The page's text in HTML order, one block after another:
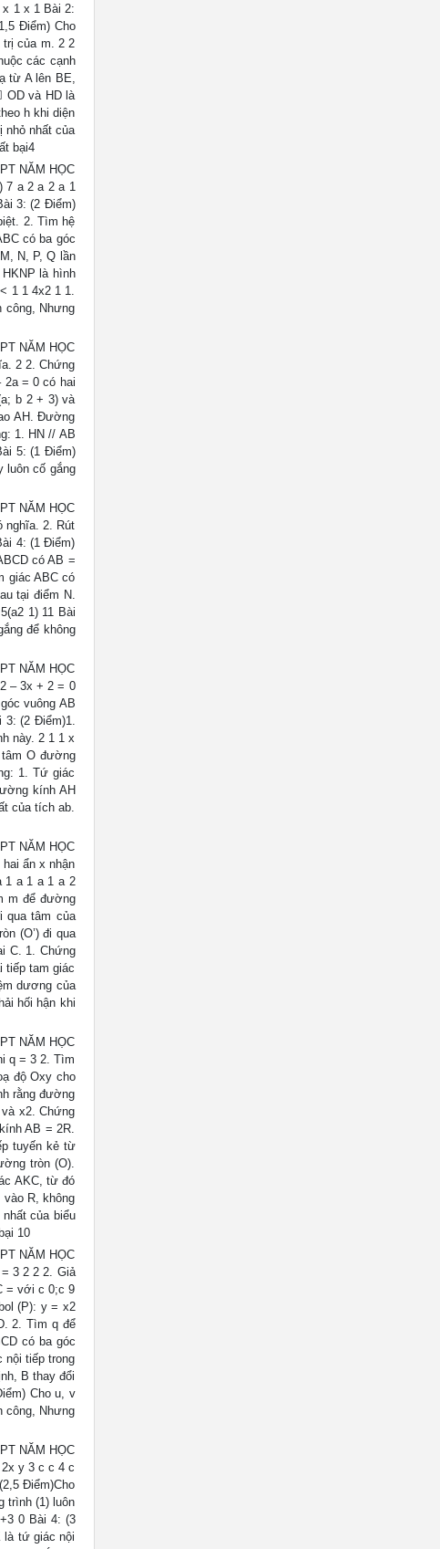
1 x 1 Bài 2:
Điểm) Cho
của m. 2 2
các cạnh
từ A lên BE,
OD và HD là
h khi diện
nhỏ nhất của
bại4
NĂM HỌC
7 a 2 a 2 a 1
3: (2 Điểm)
2. Tìm hệ
có ba góc
N, P, Q lần
là hình
1 1 4x2 1 1.
công, Nhưng
NĂM HỌC
2 2. Chứng
2a = 0 có hai
b 2 + 3) và
AH. Đường
1. HN // AB
5: (1 Điểm)
luôn cố gắng
NĂM HỌC
nghĩa. 2. Rút
4: (1 Điểm)
có AB =
giác ABC có
tại điểm N.
1) 11 Bài
để không
NĂM HỌC
– 3x + 2 = 0
vuông AB
(2 Điểm)1.
này. 2 1 1 x
O đường
1. Tứ giác
kính AH
của tích ab.
NĂM HỌC
ẩn x nhận
1 a 1 a 1 a 2
m để đường
qua tâm của
(O’) đi qua
C. 1. Chứng
tiếp tam giác
dương của
hối hận khi
NĂM HỌC
q = 3 2. Tìm
độ Oxy cho
rằng đường
x2. Chứng
AB = 2R.
tuyến kẻ từ
tròn (O).
AKC, từ đó
R, không
của biểu
10
NĂM HỌC
3 2 2 2. Giả
= với c 0;c 9
(P): y = x2
2. Tìm q để
có ba góc
nội tiếp trong
B thay đổi
Cho u, v
công, Nhưng
NĂM HỌC
y 3 c c 4 c
Điểm)Cho
trình (1) luôn
0 Bài 4: (3
là tứ giác nội